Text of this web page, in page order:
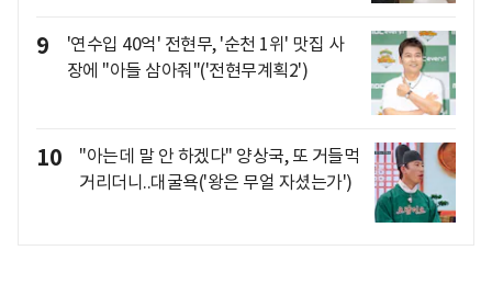
9
'연수입 40억' 전현무, '순천 1위' 맛집 사
장에 "아들 삼아줘"('전현무계획2')
10
"아는데 말 안 하겠다" 양상국, 또 거들먹
거리더니..대굴욕('왕은 무얼 자셨는가')